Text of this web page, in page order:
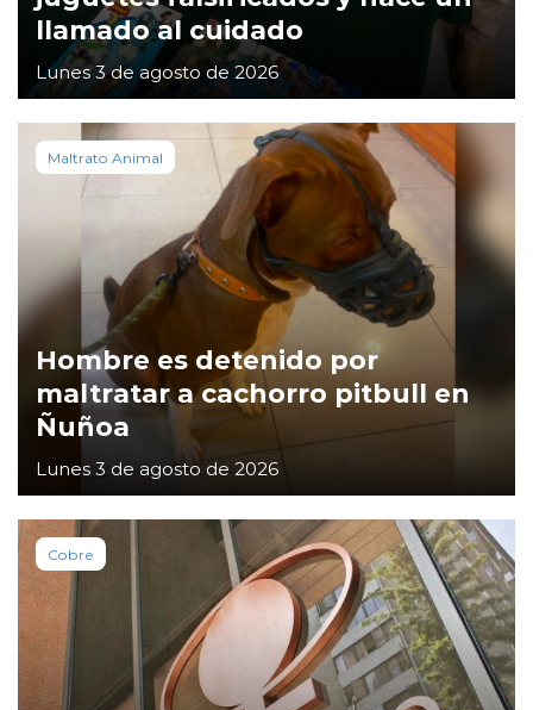
llamado al cuidado
Lunes 3 de agosto de 2026
Maltrato Animal
Hombre es detenido por
maltratar a cachorro pitbull en
Ñuñoa
Lunes 3 de agosto de 2026
Cobre